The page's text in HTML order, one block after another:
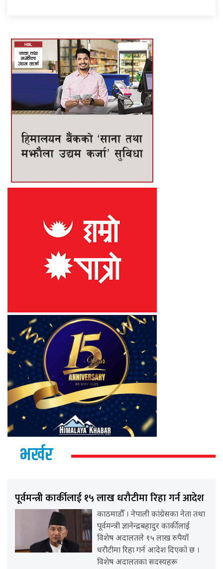
भर्खर
पूर्वमन्त्री कार्कीलाई १५ लाख धरौटीमा रिहा गर्न आदेश
काठमाडौँ । नेपाली कांग्रेसका नेता तथा
पूर्वमन्त्री ज्ञानेन्द्रबहादुर कार्कीलाई
विशेष अदालतले १५ लाख रुपैयाँ
धरौटीमा रिहा गर्न आदेश दिएको छ ।
विशेष अदालतका सदस्यहरू